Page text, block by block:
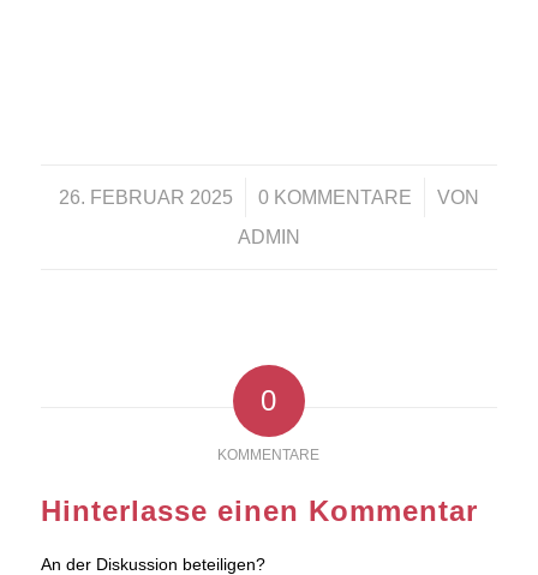
26. FEBRUAR 2025
/ 0 KOMMENTARE
/
VON
ADMIN
0
KOMMENTARE
Hinterlasse einen Kommentar
An der Diskussion beteiligen?